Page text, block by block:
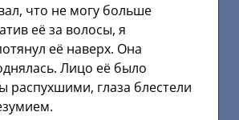
что не могу больше
её за волосы, я
её наверх. Она
Лицо её было
распухшими, глаза блестели